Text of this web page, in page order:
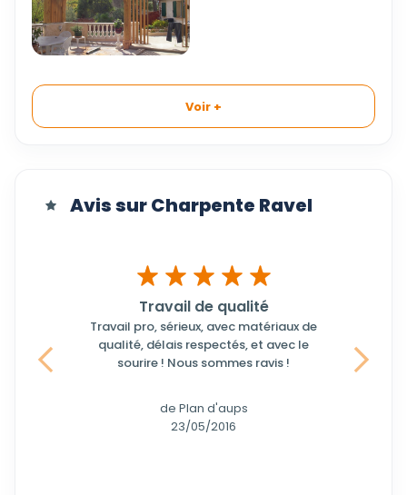
Voir +
Avis sur Charpente Ravel
Travail de qualité
Travail pro, sérieux, avec matériaux de
qualité, délais respectés, et avec le
sourire ! Nous sommes ravis !
de Plan d'aups
23/05/2016
Précedent Suivant